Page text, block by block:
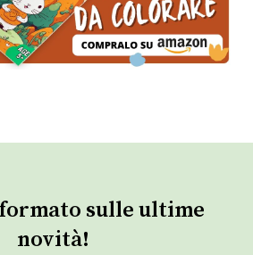
sulle ultime
novità!